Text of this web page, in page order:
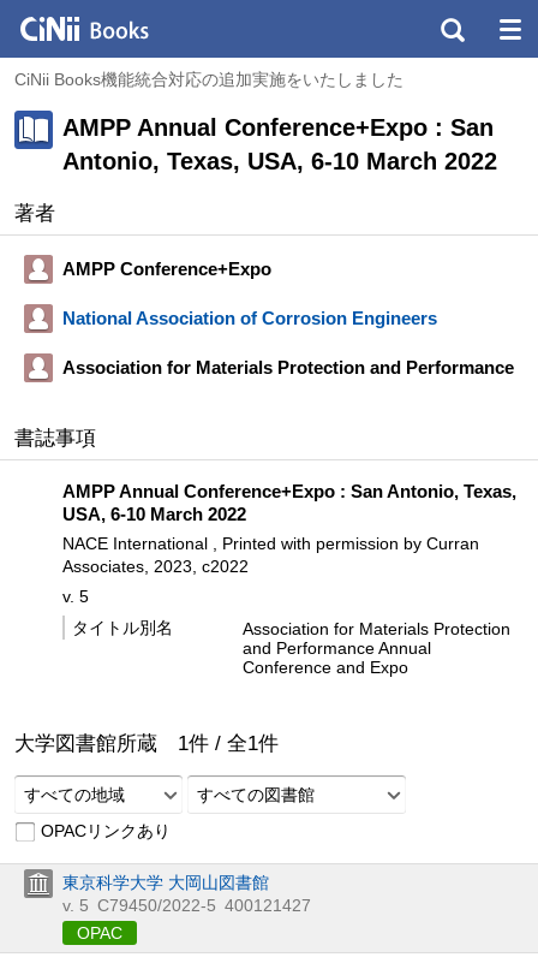
CiNii Books機能統合対応の追加実施をいたしました
AMPP Annual Conference+Expo : San
Antonio, Texas, USA, 6-10 March 2022
著者
AMPP Conference+Expo
National Association of Corrosion Engineers
Association for Materials Protection and Performance
書誌事項
AMPP Annual Conference+Expo : San Antonio, Texas,
USA, 6-10 March 2022
NACE International , Printed with permission by Curran
Associates, 2023, c2022
v. 5
タイトル別名
Association for Materials Protection
and Performance Annual
Conference and Expo
大学図書館所蔵 1件 / 全1件
すべての地域
すべての図書館
OPACリンクあり
東京科学大学 大岡山図書館
v. 5 C79450/2022-5 400121427
OPAC